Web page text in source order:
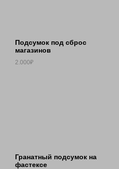
Подсумок под сброс
магазинов
2.000₽
Гранатный подсумок на
фастексе